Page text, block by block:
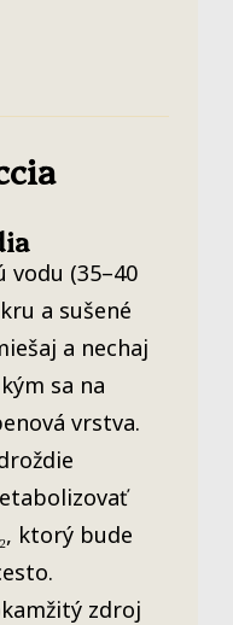
vodu (35–40
a sušené
a nechaj
sa na
vrstva.
ktorý bude
zdroj